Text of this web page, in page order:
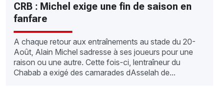
CRB : Michel exige une fin de saison en
fanfare
A chaque retour aux entraînements au stade du 20-
Août, Alain Michel sadresse à ses joueurs pour une
raison ou une autre. Cette fois-ci, lentraîneur du
Chabab a exigé des camarades dAsselah de...